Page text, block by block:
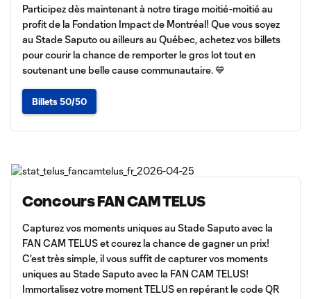
Participez dès maintenant à notre tirage moitié-moitié au
profit de la Fondation Impact de Montréal! Que vous soyez
au Stade Saputo ou ailleurs au Québec, achetez vos billets
pour courir la chance de remporter le gros lot tout en
soutenant une belle cause communautaire. 💙
Billets 50/50
Concours FAN CAM TELUS
Capturez vos moments uniques au Stade Saputo avec la
FAN CAM TELUS et courez la chance de gagner un prix!
C'est très simple, il vous suffit de capturer vos moments
uniques au Stade Saputo avec la FAN CAM TELUS!
Immortalisez votre moment TELUS en repérant le code QR